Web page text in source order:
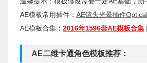
AE模板常用插件： AE镜头光晕插件
AE模板合集： 2016年1596套AE模板合集 |
AE二维卡通角色模板推荐：